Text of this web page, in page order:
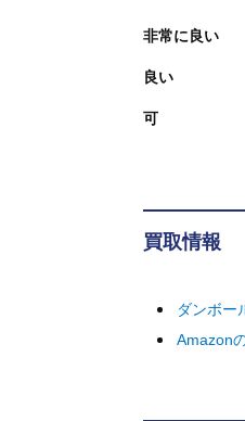
非常に良い
良い
可
買取情報
ダンボー
Amazon